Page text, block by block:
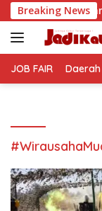
Langsung
ke
konten
Breaking News
Uang Gedung,
JOB FAIR Daerah